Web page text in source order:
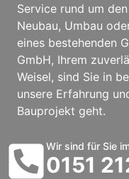
Service rund um
Neubau, Umbau
eines bestehenden
GmbH, Ihrem
Weisel, sind Sie in
unsere Erfahrung
Bauprojekt geht.
Wir sind für Sie
0151